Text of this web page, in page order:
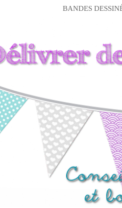
BANDES